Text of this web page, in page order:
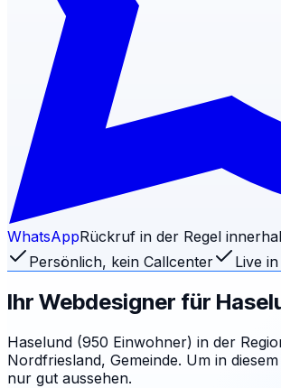
WhatsAppRückruf in der Regel
Persönlich, kein Callcenter
Live
Ihr Webdesigner für
Haselund (950 Einwohner) in der
Nordfriesland, Gemeinde. Um in
nur gut aussehen.